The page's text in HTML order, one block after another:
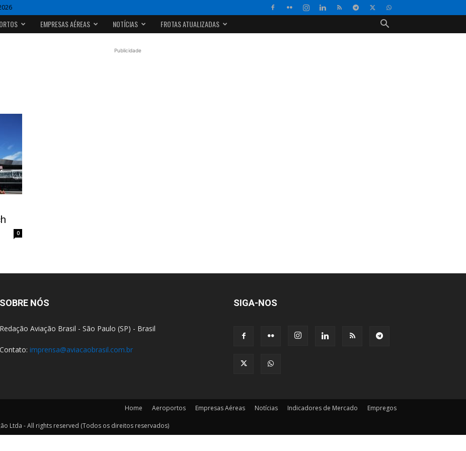
EMPRESAS AÉREAS NOTÍCIAS FROTAS ATUALIZADAS
Publicidade
0
SOBRE NÓS
Redação Aviação Brasil - São Paulo (SP) - Brasil
Contato: imprensa@aviacaobrasil.com.br
SIGA-NOS
Home Aeroportos Empresas Aéreas Notícias Indicadores de Mercado Empregos
Ltda - All rights reserved (Todos os direitos reservados)